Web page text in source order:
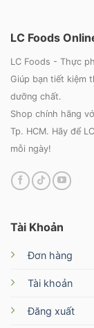
LC Foods
LC Foods - Thực
Giúp bạn tiết kiệm
dưỡng chất.
Shop chính hãng
Tp. HCM. Hãy để
mỗi ngày!
Tài Khoản
Đơn hàng
Tài khoản
Đăng xuất